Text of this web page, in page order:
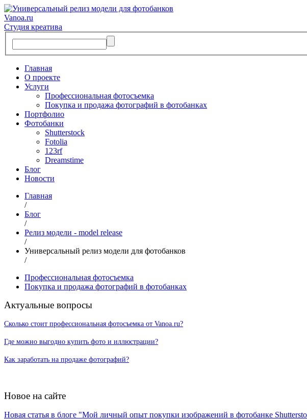
Vanoa.ru
Студия креатива
Главная
О проекте
Услуги
Профессиональная фотосъемка
Покупка и продажа фотографий в фотобанках
Портфолио
Фотобанки
Shutterstock
Fotolia
123rf
Dreamstime
Блог
Новости
Главная
/
Блог
/
Релиз модели - model release
/
Универсальный релиз модели для фотобанков
/
Профессиональная фотосъемка
Покупка и продажа фотографий в фотобанках
Актуальные вопросы
Сколько стоит профессиональная фотосъемка от Vanoa.ru?
Где можно выгодно купить фото и иллюстрации?
Как заработать на продаже фотографий?
Новое на сайте
Новая статья в блоге "Мой личный опыт покупки изображений в фотобанке